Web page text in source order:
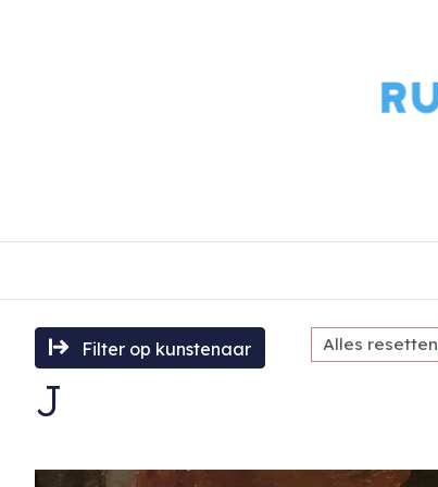
Filter op kunstenaar Alles resetten
J